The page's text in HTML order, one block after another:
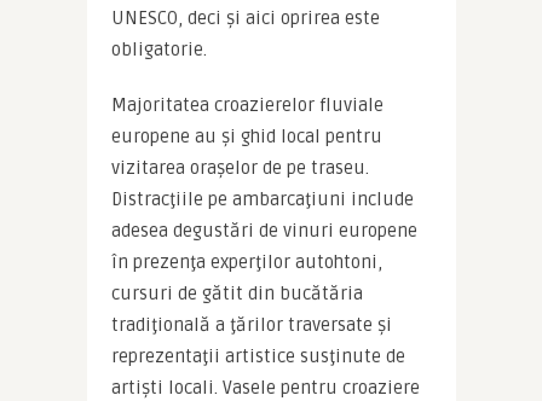
UNESCO, deci și aici oprirea este
obligatorie.
Majoritatea croazierelor fluviale
europene au și ghid local pentru
vizitarea orașelor de pe traseu.
Distracţiile pe ambarcaţiuni include
adesea degustări de vinuri europene
în prezenţa experţilor autohtoni,
cursuri de gătit din bucătăria
tradiţională a ţărilor traversate și
reprezentaţii artistice susţinute de
artiști locali. Vasele pentru croaziere